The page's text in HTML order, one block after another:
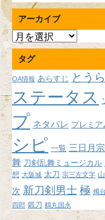
アーカイブ
ア
ー
カ
イ
ブ
タグ
OA情報 あらすじ とう
ステータス
プ ネタバレ プレミア
シピ 一覧 三日月
舞 刀剣乱舞ミュージカル
想 大阪城 太刀 宗三左文字
次 新刀剣男士 極 燭
四郎 鍛刀 鶴丸国永